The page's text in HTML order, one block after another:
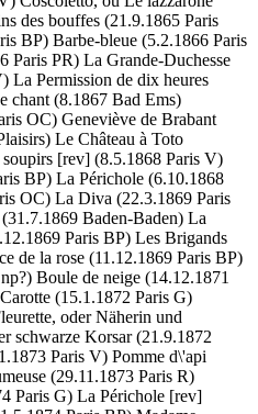
des bouffes (21.9.1865 Paris
BP) Barbe-bleue (5.2.1866 Paris
Paris PR) La Grande-Duchesse
La Permission de dix heures
chant (8.1867 Bad Ems)
OC) Geneviève de Brabant
Le Château à Toto
[rev] (8.5.1868 Paris V)
BP) La Périchole (6.10.1868
OC) La Diva (22.3.1869 Paris
Baden-Baden) La
Paris BP) Les Brigands
de la rose (11.12.1869 Paris BP)
Boule de neige (14.12.1871
(15.1.1872 Paris G)
oder Näherin und
schwarze Korsar (21.9.1872
Paris V) Pomme d\'api
(29.11.1873 Paris R)
Paris G) La Périchole [rev]